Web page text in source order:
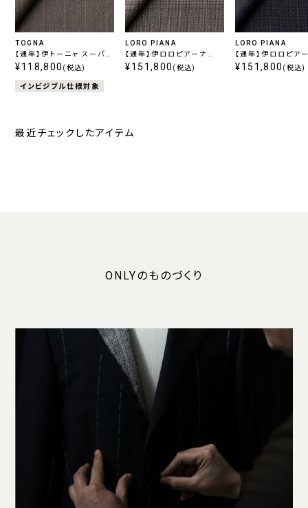
TOGNA
【通年】伊トーニャ スーパー
120's エストラート ストレ
¥118,800 (税込)
インビジブル仕様対象
LORO PIANA
【通年】伊ロロピアーナ
365 スーパー130's ベー
¥151,800 (税込)
LORO PIANA
【通年】伊ロロピア
365 スーパー
¥151,800 (税込)
最近チェックしたアイテム
ONLYのものづくり